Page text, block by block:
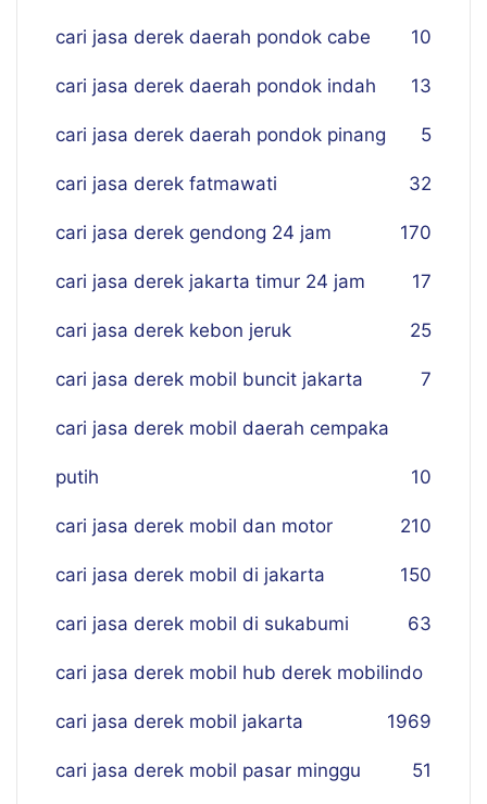
cari jasa derek daerah pondok cabe 10
cari jasa derek daerah pondok indah 13
cari jasa derek daerah pondok pinang 5
cari jasa derek fatmawati 32
cari jasa derek gendong 24 jam 170
cari jasa derek jakarta timur 24 jam 17
cari jasa derek kebon jeruk 25
cari jasa derek mobil buncit jakarta 7
cari jasa derek mobil daerah cempaka
putih 10
cari jasa derek mobil dan motor 210
cari jasa derek mobil di jakarta 150
cari jasa derek mobil di sukabumi 63
cari jasa derek mobil hub derek mobilindo
69
cari jasa derek mobil jakarta 19
cari jasa derek mobil pasar minggu 51